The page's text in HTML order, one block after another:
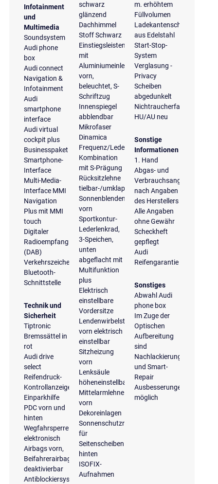
Infotainment
und
Multimedia
Soundsystem
Audi phone
box
Audi connect
Navigation &
Infotainment
Audi
smartphone
interface
Audi virtual
cockpit plus
Businesspaket
Smartphone-
Interface
Multi-Media-
Interface MMI
Navigation
Plus mit MMI
touch
Digitaler
Radioempfang
(DAB)
Verkehrszeichenerkennung
Bluetooth-
Schnittstelle
Technik und
Sicherheit
Tiptronic
Bremssättel in
rot
Audi drive
select
Reifendruck-
Kontrollanzeige
Einparkhilfe
PDC vorn und
hinten
Wegfahrsperre
elektronisch
Airbags vorn,
Beifahrerairbag
deaktivierbar
Antiblockiersystem
schwarz
glänzend
Dachhimmel
Stoff Schwarz
Einstiegsleisten
mit
Aluminiumeinlegern
vorn,
beleuchtet, S-
Schriftzug
Innenspiegel
abblendbar
Mikrofaser
Dinamica
Frequenz/Leder-
Kombination
mit S-Prägung
Rücksitzlehne
tielbar-/umklappbar
Sonnenblenden
vorn
Sportkontur-
Lederlenkrad,
3-Speichen,
unten
abgeflacht mit
Multifunktion
plus
Elektrisch
einstellbare
Vordersitze
Lendenwirbelstütze
vorn elektrisch
einstellbar
Sitzheizung
vorn
Lenksäule
höheneinstellbar
Mittelarmlehne
vorn
Dekoreinlagen
Sonnenschutzrollo
für
Seitenscheiben
hinten
ISOFIX-
Aufnahmen
m. erhöhtem
Füllvolumen
Ladekantenschutz
aus Edelstahl
Start-Stop-
System
Verglasung -
Privacy
Scheiben
abgedunkelt
Nichtraucherfahrzeug
HU/AU neu
Sonstige
Informationen
1. Hand
Abgas- und
Verbrauchsangaben
nach Angaben
des Herstellers
Alle Angaben
ohne Gewähr
Scheckheft
gepflegt
Audi
Reifengarantie
Sonstiges
Abwahl Audi
phone box
Im Zuge der
Optischen
Aufbereitung
sind
Nachlackierungen
und Smart-
Repair
Ausbesserungen
möglich